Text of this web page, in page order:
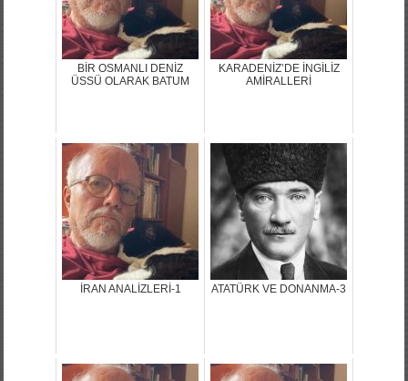
BİR OSMANLI DENİZ
ÜSSÜ OLARAK BATUM
KARADENİZ’DE İNGİLİZ
AMİRALLERİ
İRAN ANALİZLERİ-1 ATATÜRK VE DONANMA-3